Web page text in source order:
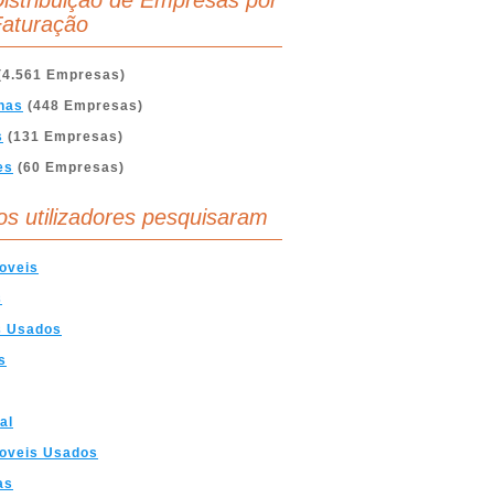
Empresas)
(448 Empresas)
(131 Empresas)
(60 Empresas)
utilizadores pesquisaram
Usados
Usados